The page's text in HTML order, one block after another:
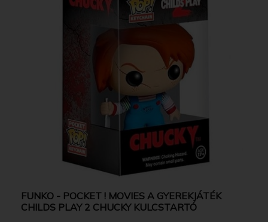
FUNKO - POCKET ! MOVIES A GYEREKJÁTÉK
CHILDS PLAY 2 CHUCKY KULCSTARTÓ